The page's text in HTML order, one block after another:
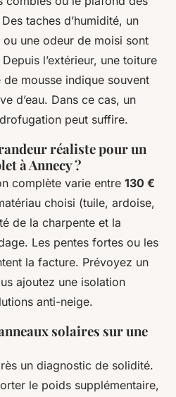
taches d’humidité, un
une odeur de moisi sont
l’extérieur, une toiture
mousse indique souvent
d’eau. Dans ce cas, un
peut suffire.
réaliste pour un
à Annecy ?
complète varie entre 130 €
choisi (tuile, ardoise,
de la charpente et la
Les pentes fortes ou les
la facture. Prévoyez un
ajoutez une isolation
anti-neige.
solaires sur une
un diagnostic de solidité.
le poids supplémentaire,